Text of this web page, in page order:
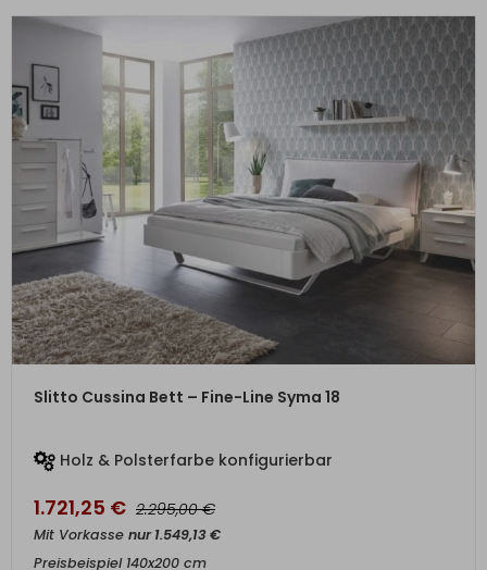
ZUM PRODUKT
Slitto Cussina Bett – Fine-Line Syma 18
Holz & Polsterfarbe konfigurierbar
1.721,25 € 2.295,00€
Mit Vorkasse nur1.549,13€
Preisbeispiel 140x200 cm